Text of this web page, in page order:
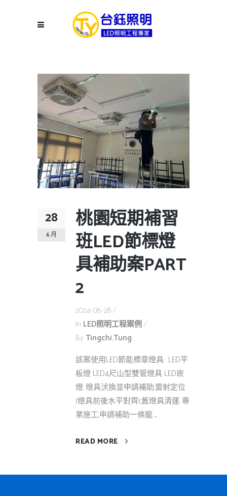
28
6 月
桃園短期補習
班LED節標燈
具補助案PART
2
2024-06-28
In LED照明工程案例
By Tingchi.tung
該案使用LED節能標章燈具: LED平
板燈 LED4尺山型雙管燈具 LED崁
燈. 燈具汱換並申請補助,雷射定位
(燈具前後水平對齊),舊燈具清運. 專
業施工,申請補助一條龍. ...
READ MORE